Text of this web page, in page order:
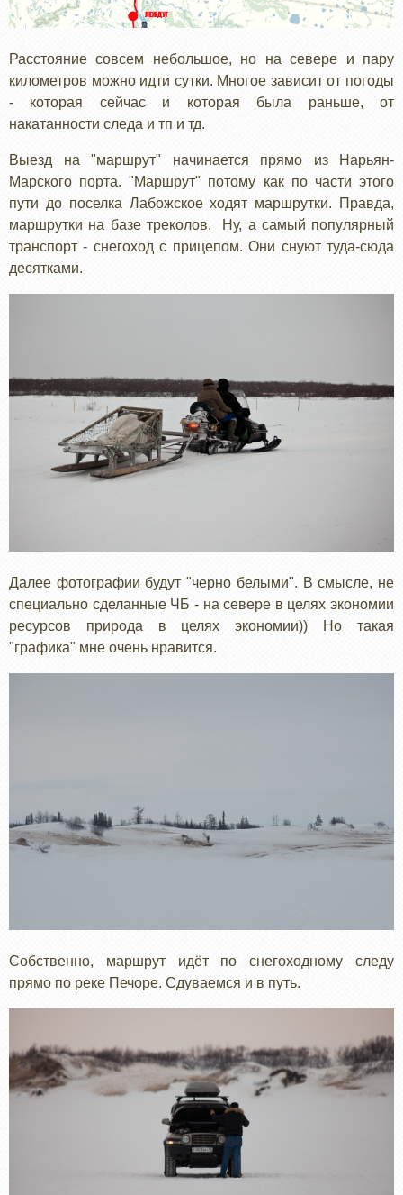
Расстояние совсем небольшое, но на севере и пару
километров можно идти сутки. Многое зависит от погоды
- которая сейчас и которая была раньше, от
накатанности следа и тп и тд.
Выезд на "маршрут" начинается прямо из Нарьян-
Марского порта. "Маршрут" потому как по части этого
пути до поселка Лабожское ходят маршрутки. Правда,
маршрутки на базе треколов. Ну, а самый популярный
транспорт - снегоход с прицепом. Они снуют туда-сюда
десятками.
Далее фотографии будут "черно белыми". В смысле, не
специально сделанные ЧБ - на севере в целях экономии
ресурсов природа в целях экономии)) Но такая
"графика" мне очень нравится.
Собственно, маршрут идёт по снегоходному следу
прямо по реке Печоре. Сдуваемся и в путь.